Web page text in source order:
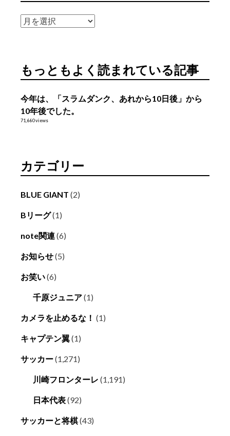
ア
ブ
もっともよく読まれている記事
今年は、「スラムダンク、あれから10日後」から
10年後でした。
71,660 views
カテゴリー
BLUE GIANT (2)
Bリーグ(1)
note関連(6)
お知らせ(5)
お笑い(6)
千原ジュニア(1)
カメラを止めるな！ (1)
キャプテン翼(1)
サッカー(1,271)
川崎フロンターレ (1,191)
日本代表(92)
サッカーと将棋(43)